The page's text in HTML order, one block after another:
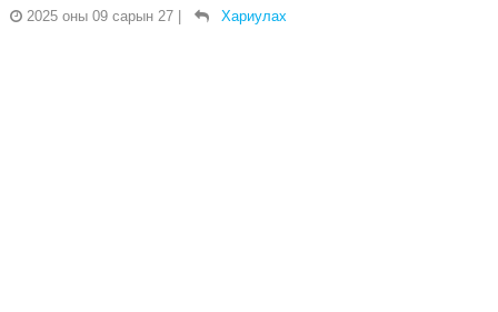
2025 оны 09 сарын 27
Хариулах